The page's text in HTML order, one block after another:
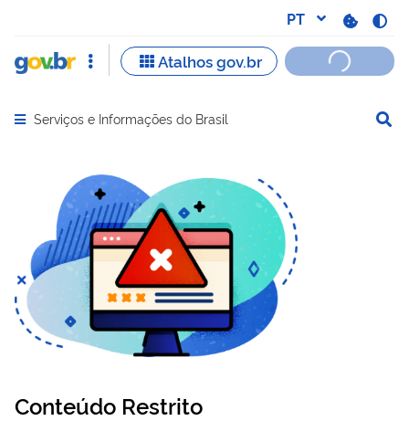
Abrir menu principal de navegação
Serviços e Informações do Brasil
Conteúdo Restrito